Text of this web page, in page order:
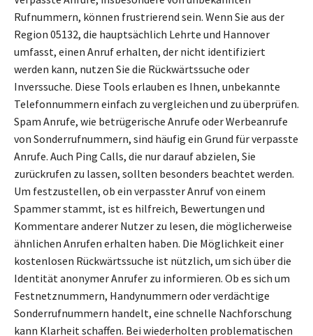
Rufnummern, können frustrierend sein. Wenn Sie aus der
Region 05132, die hauptsächlich Lehrte und Hannover
umfasst, einen Anruf erhalten, der nicht identifiziert
werden kann, nutzen Sie die Rückwärtssuche oder
Inverssuche. Diese Tools erlauben es Ihnen, unbekannte
Telefonnummern einfach zu vergleichen und zu überprüfen.
Spam Anrufe, wie betrügerische Anrufe oder Werbeanrufe
von Sonderrufnummern, sind häufig ein Grund für verpasste
Anrufe. Auch Ping Calls, die nur darauf abzielen, Sie
zurückrufen zu lassen, sollten besonders beachtet werden.
Um festzustellen, ob ein verpasster Anruf von einem
Spammer stammt, ist es hilfreich, Bewertungen und
Kommentare anderer Nutzer zu lesen, die möglicherweise
ähnlichen Anrufen erhalten haben. Die Möglichkeit einer
kostenlosen Rückwärtssuche ist nützlich, um sich über die
Identität anonymer Anrufer zu informieren. Ob es sich um
Festnetznummern, Handynummern oder verdächtige
Sonderrufnummern handelt, eine schnelle Nachforschung
kann Klarheit schaffen. Bei wiederholten problematischen